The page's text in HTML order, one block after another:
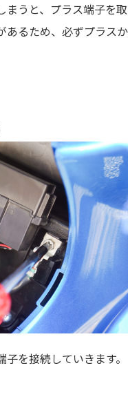
まうと、プラス端子を取
あるため、必ずプラスか
を接続していきます。